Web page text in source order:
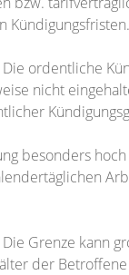
Kündigungsfristen.
ordentliche
nicht
besonders
Grenze kann
der